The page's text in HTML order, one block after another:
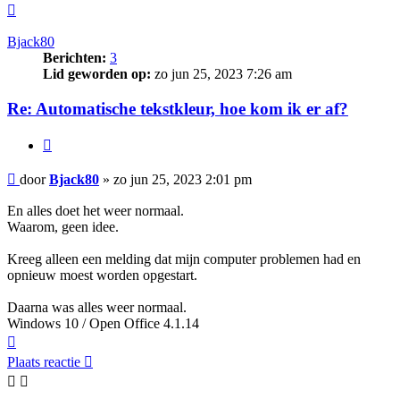
Bjack80
Berichten: 3
Lid geworden op: zo jun 25, 2023 7:26 am
Re: Automatische tekstkleur, hoe kom ik er af?
Bericht
doorBjack80 » zo jun 25, 2023 2:01 pm
En alles doet het weer normaal.
Waarom, geen idee.
Kreeg alleen een melding dat mijn computer problemen had en
opnieuw moest worden opgestart.
Daarna was alles weer normaal.
Windows 10 / Open Office 4.1.14
Plaats reactie